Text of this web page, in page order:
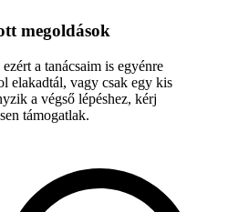
megoldások
a tanácsaim is egyénre
elakadtál, vagy csak egy kis
a végső lépéshez, kérj
támogatlak.